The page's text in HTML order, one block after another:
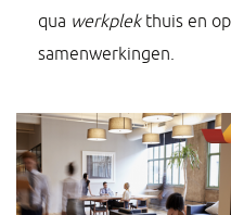
qua werkplek thuis en
samenwerkingen.